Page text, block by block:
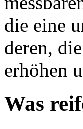
die eine
deren,
erhöhen
Was